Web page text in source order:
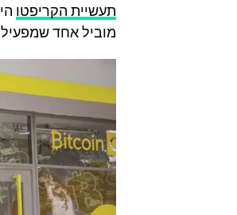
תעשיית הקריפטו
מוביל אחד שמפעיל